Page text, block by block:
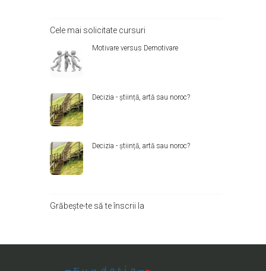
Cele mai solicitate cursuri
Motivare versus Demotivare
Decizia - știință, artă sau noroc?
Decizia - știință, artă sau noroc?
Grăbește-te să te înscrii la